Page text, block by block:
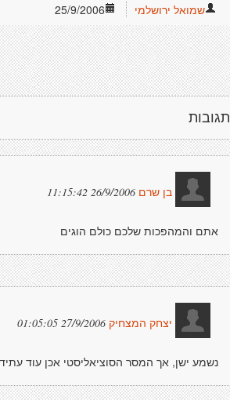
25/9/2006 שמואל ירושלמי
תגובות
בן שרם 26/9/2006 11:15:42
אתם והמהפכות שלכם כולם הוגים
יצחק המצחיק 27/9/2006 01:05:05
נשמע ישן, אך המסר הסוציאליסטי אכן עוד עתיד